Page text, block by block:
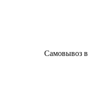
Самовывоз в